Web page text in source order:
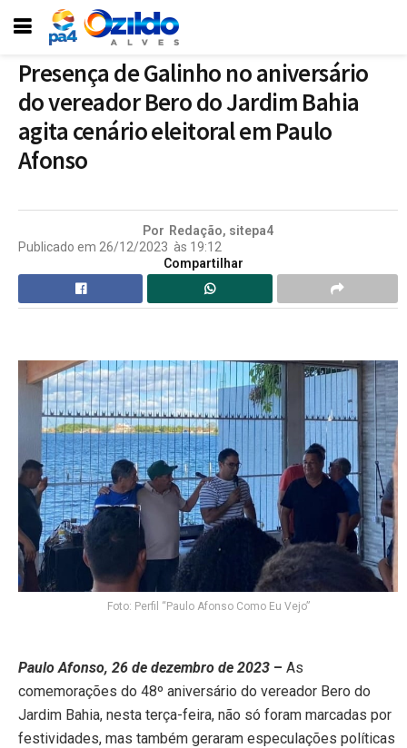
Presença de Galinho no aniversário
do vereador Bero do Jardim Bahia
agita cenário eleitoral em Paulo
Afonso
Por Redação, sitepa4
Publicado em 26/12/2023 às 19:12
Compartilhar
Foto: Perfil “Paulo Afonso Como Eu Vejo”
Paulo Afonso, 26 de dezembro de 2023 – As
comemorações do 48º aniversário do vereador Bero do
Jardim Bahia, nesta terça-feira, não só foram marcadas por
festividades, mas também geraram especulações políticas